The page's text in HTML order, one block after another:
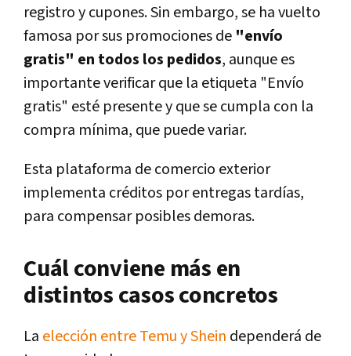
registro y cupones. Sin embargo, se ha vuelto
famosa por sus promociones de "envío
gratis" en todos los pedidos, aunque es
importante verificar que la etiqueta "Envío
gratis" esté presente y que se cumpla con la
compra mínima, que puede variar.
Esta plataforma de comercio exterior
implementa créditos por entregas tardías,
para compensar posibles demoras.
Cuál conviene más en
distintos casos concretos
La elección entre Temu y Shein dependerá de